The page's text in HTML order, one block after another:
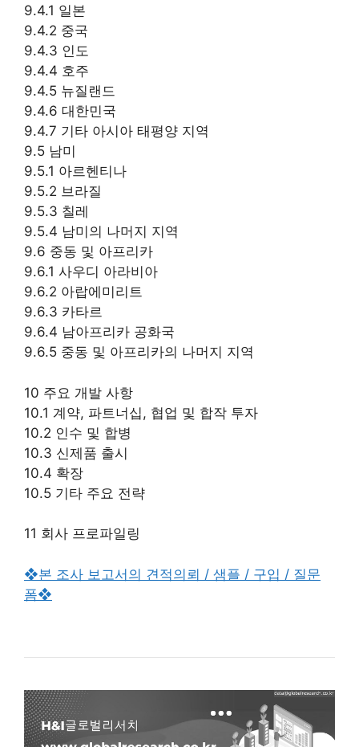
9.4.1 일본
9.4.2 중국
9.4.3 인도
9.4.4 호주
9.4.5 뉴질랜드
9.4.6 대한민국
9.4.7 기타 아시아 태평양 지역
9.5 남미
9.5.1 아르헨티나
9.5.2 브라질
9.5.3 칠레
9.5.4 남미의 나머지 지역
9.6 중동 및 아프리카
9.6.1 사우디 아라비아
9.6.2 아랍에미리트
9.6.3 카타르
9.6.4 남아프리카 공화국
9.6.5 중동 및 아프리카의 나머지 지역
10 주요 개발 사항
10.1 계약, 파트너십, 협업 및 합작 투자
10.2 인수 및 합병
10.3 신제품 출시
10.4 확장
10.5 기타 주요 전략
11 회사 프로파일링
❖본 조사 보고서의 견적의뢰 / 샘플 / 구입 / 질문
폼❖